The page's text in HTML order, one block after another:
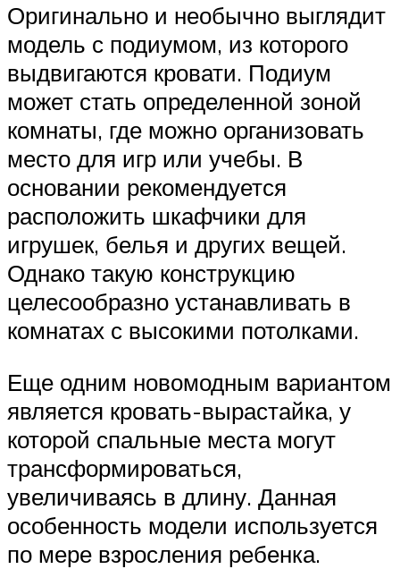
Оригинально и необычно выглядит
модель с подиумом, из которого
выдвигаются кровати. Подиум
может стать определенной зоной
комнаты, где можно организовать
место для игр или учебы. В
основании рекомендуется
расположить шкафчики для
игрушек, белья и других вещей.
Однако такую конструкцию
целесообразно устанавливать в
комнатах с высокими потолками.
Еще одним новомодным вариантом
является кровать-вырастайка, у
которой спальные места могут
трансформироваться,
увеличиваясь в длину. Данная
особенность модели используется
по мере взросления ребенка.